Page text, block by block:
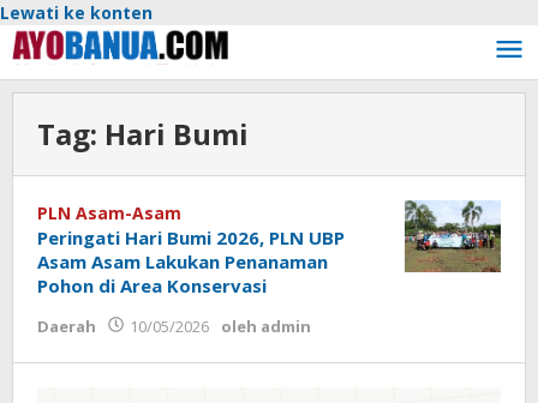
Lewati ke konten
Tag: Hari Bumi
PLN Asam-Asam
Peringati Hari Bumi 2026, PLN UBP
Asam Asam Lakukan Penanaman
Pohon di Area Konservasi
Daerah 10/05/2026 oleh admin